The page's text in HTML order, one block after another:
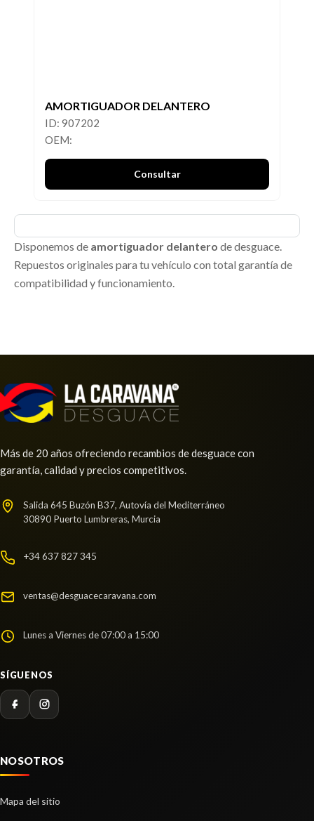
AMORTIGUADOR DELANTERO
ID: 907202
OEM:
Consultar
Disponemos de amortiguador delantero de desguace.
Repuestos originales para tu vehículo con total garantía de
compatibilidad y funcionamiento.
Más de 20 años ofreciendo recambios de desguace con
garantía, calidad y precios competitivos.
Salida 645 Buzón B37, Autovía del Mediterráneo
30890 Puerto Lumbreras, Murcia
+34 637 827 345
ventas@desguacecaravana.com
Lunes a Viernes de 07:00 a 15:00
SÍGUENOS
NOSOTROS
Mapa del sitio